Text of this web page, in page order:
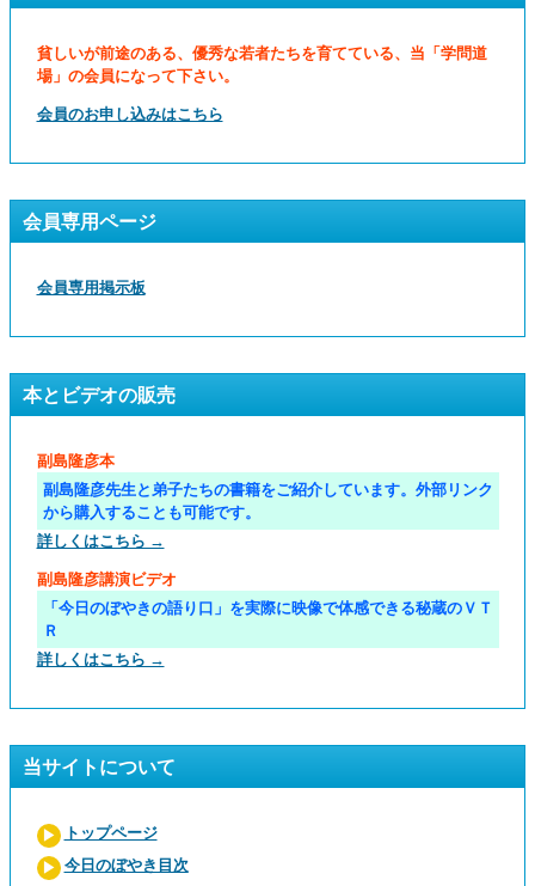
貧しいが前途のある、優秀な若者たちを育てている、当「学問道
場」の会員になって下さい。
会員のお申し込みはこちら
会員専用ページ
会員専用掲示板
本とビデオの販売
副島隆彦本
副島隆彦先生と弟子たちの書籍をご紹介しています。外部リンク
から購入することも可能です。
詳しくはこちら →
副島隆彦講演ビデオ
「今日のぼやきの語り口」を実際に映像で体感できる秘蔵のＶＴ
Ｒ
詳しくはこちら →
当サイトについて
トップページ
今日のぼやき目次